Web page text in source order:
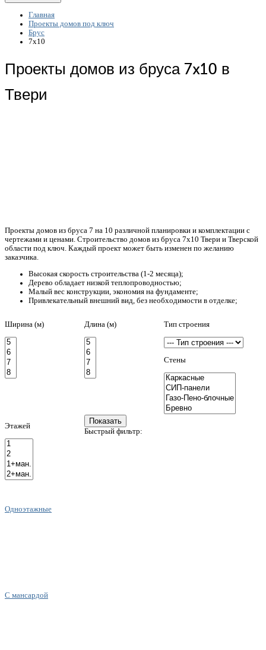
Главная
Проекты домов под ключ
Брус
7x10
Проекты домов из бруса 7x10 в
Твери
Проекты домов из бруса 7 на 10 различной планировки и комплектации с
чертежами и ценами. Строительство домов из бруса 7х10 Твери и Тверской
области под ключ. Каждый проект может быть изменен по желанию
заказчика.
Высокая скорость строительства (1-2 месяца);
Дерево обладает низкой теплопроводностью;
Малый вес конструкции, экономия на фундаменте;
Привлекательный внешний вид, без необходимости в отделке;
Ширина (м) Длина (м) Тип строения
Стены
Этажей
Быстрый фильтр:
Одноэтажные
С мансардой